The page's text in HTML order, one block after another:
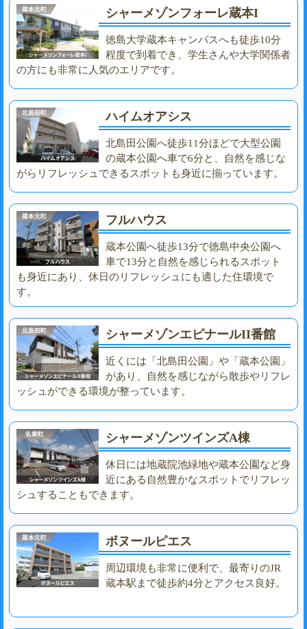
シャーメゾンフォーレ蔵本I
徳島大学蔵本キャンパスへも徒歩10分
程度で到着でき、学生さんや大学関係者
の方にも非常に人気のエリアです。
ハイムオアシス
北島田公園へ徒歩11分ほどで大型公園
の蔵本公園へ車で6分と、自然を感じな
がらリフレッシュできるスポットも身近に揃っています。
フルハウス
蔵本公園へ徒歩13分で徳島中央公園へ
車で13分と自然を感じられるスポット
も身近にあり、休日のリフレッシュにも適した住環境で
す。
シャーメゾンエピナールII番館
近くには「北島田公園」や「蔵本公園」
があり、自然を感じながら散歩やリフレ
ッシュができる環境が整っています。
シャーメゾンツインズA棟
休日には地蔵院池緑地や蔵本公園など身
近にある自然豊かなスポットでリフレッ
シュすることもできます。
ボヌールピエス
周辺環境も非常に便利で、最寄りのJR
蔵本駅まで徒歩約4分とアクセス良好。